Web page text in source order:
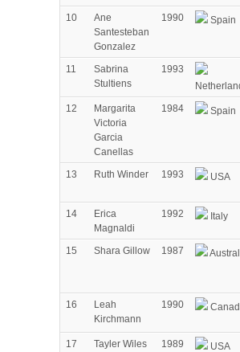
10
Ane
Santesteban
Gonzalez
1990 Spain
11
Sabrina
Stultiens
1993
12
Margarita
Victoria
Garcia
Canellas
1984 Spain
13 Ruth Winder 1993 USA
14
Erica
Magnaldi
1992 Italy
15 Shara Gillow 1987
16
Leah
Kirchmann
1990
17 Tayler Wiles 1989 USA